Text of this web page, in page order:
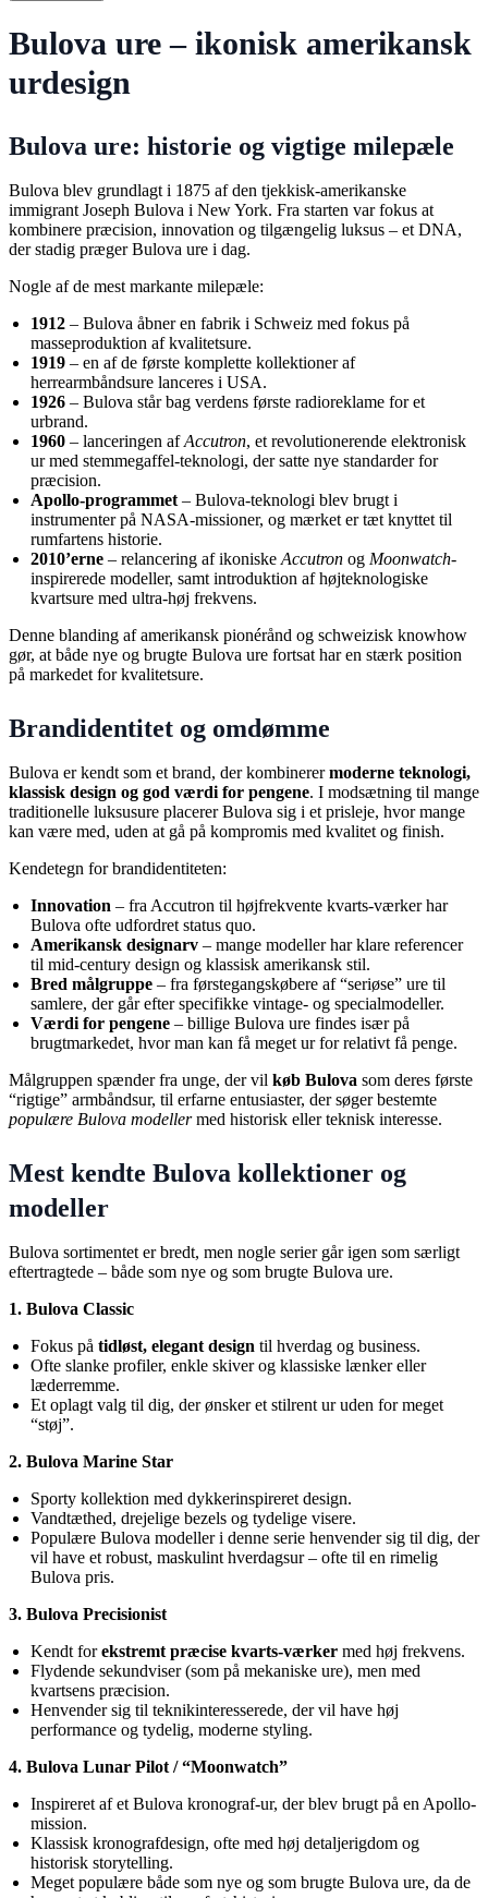
Bulova ure – ikonisk amerikansk
urdesign
Bulova ure: historie og vigtige milepæle
Bulova blev grundlagt i 1875 af den tjekkisk-amerikanske
immigrant Joseph Bulova i New York. Fra starten var fokus at
kombinere præcision, innovation og tilgængelig luksus – et DNA,
der stadig præger Bulova ure i dag.
Nogle af de mest markante milepæle:
1912 – Bulova åbner en fabrik i Schweiz med fokus på
masseproduktion af kvalitetsure.
1919 – en af de første komplette kollektioner af
herrearmbåndsure lanceres i USA.
1926 – Bulova står bag verdens første radioreklame for et
urbrand.
1960 – lanceringen afAccutron, et revolutionerende elektronisk
ur med stemmegaffel-teknologi, der satte nye standarder for
præcision.
Apollo-programmet – Bulova-teknologi blev brugt i
instrumenter på NASA-missioner, og mærket er tæt knyttet til
rumfartens historie.
2010’erne – relancering af ikoniske Accutron og Moonwatch-
inspirerede modeller, samt introduktion af højteknologiske
kvartsure med ultra-høj frekvens.
Denne blanding af amerikansk pionérånd og schweizisk knowhow
gør, at både nye og brugte Bulova ure fortsat har en stærk position
på markedet for kvalitetsure.
Brandidentitet og omdømme
Bulova er kendt som et brand, der kombinerermoderne teknologi,
klassisk design og god værdi for pengene. I modsætning til mange
traditionelle luksusure placerer Bulova sig i et prisleje, hvor mange
kan være med, uden at gå på kompromis med kvalitet og finish.
Kendetegn for brandidentiteten:
Innovation – fra Accutron til højfrekvente kvarts-værker har
Bulova ofte udfordret status quo.
Amerikansk designarv – mange modeller har klare referencer
til mid-century design og klassisk amerikansk stil.
Bred målgruppe – fra førstegangskøbere af “seriøse” ure til
samlere, der går efter specifikke vintage- og specialmodeller.
Værdi for pengene – billige Bulova ure findes især på
brugtmarkedet, hvor man kan få meget ur for relativt få penge.
Målgruppen spænder fra unge, der vil køb Bulova som deres første
“rigtige” armbåndsur, til erfarne entusiaster, der søger bestemte
populære Bulova modellermed historisk eller teknisk interesse.
Mest kendte Bulova kollektioner og
modeller
Bulova sortimentet er bredt, men nogle serier går igen som særligt
eftertragtede – både som nye og som brugte Bulova ure.
1. Bulova Classic
Fokus på tidløst, elegant design til hverdag og business.
Ofte slanke profiler, enkle skiver og klassiske lænker eller
læderremme.
Et oplagt valg til dig, der ønsker et stilrent ur uden for meget
“støj”.
2. Bulova Marine Star
Sporty kollektion med dykkerinspireret design.
Vandtæthed, drejelige bezels og tydelige visere.
Populære Bulova modeller i denne serie henvender sig til dig, der
vil have et robust, maskulint hverdagsur – ofte til en rimelig
Bulova pris.
3. Bulova Precisionist
Kendt forekstremt præcise kvarts-værker med høj frekvens.
Flydende sekundviser (som på mekaniske ure), men med
kvartsens præcision.
Henvender sig til teknikinteresserede, der vil have høj
performance og tydelig, moderne styling.
4. Bulova Lunar Pilot / “Moonwatch”
Inspireret af et Bulova kronograf-ur, der blev brugt på en Apollo-
mission.
Klassisk kronografdesign, ofte med høj detaljerigdom og
historisk storytelling.
Meget populære både som nye og som brugte Bulova ure, da de